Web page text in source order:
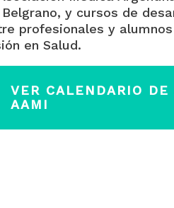
y cursos de
profesionales y
en Salud.
VER CALENDARIO DE
AAMI